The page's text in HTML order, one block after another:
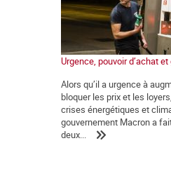
Urgence, pouvoir d’achat
Alors qu’il a urgence à
bloquer les prix et les
crises énergétiques et
gouvernement Macron a
deux...